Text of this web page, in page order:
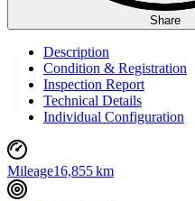
Share
Description
Condition & Registration
Inspection Report
Technical Details
Individual Configuration
Mileage16,855 km